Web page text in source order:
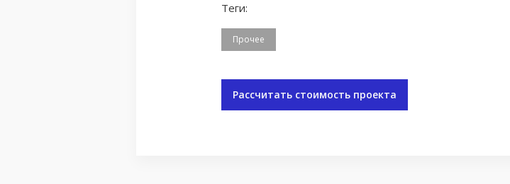
Теги:
Прочее
Рассчитать стоимость проекта